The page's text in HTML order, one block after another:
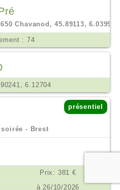
Chavanod, 45.89113, 6.03995
: 74
6.12704
présentiel
soirée - Brest
Prix: 381 €
à 26/10/2026